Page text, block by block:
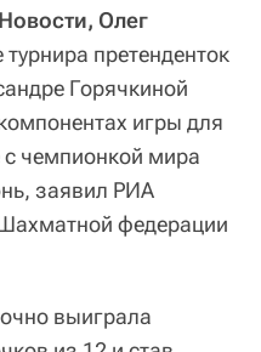
Олег
претенденток
Горячкиной
игры для
с чемпионкой мира
заявил РИА
федерации
выиграла